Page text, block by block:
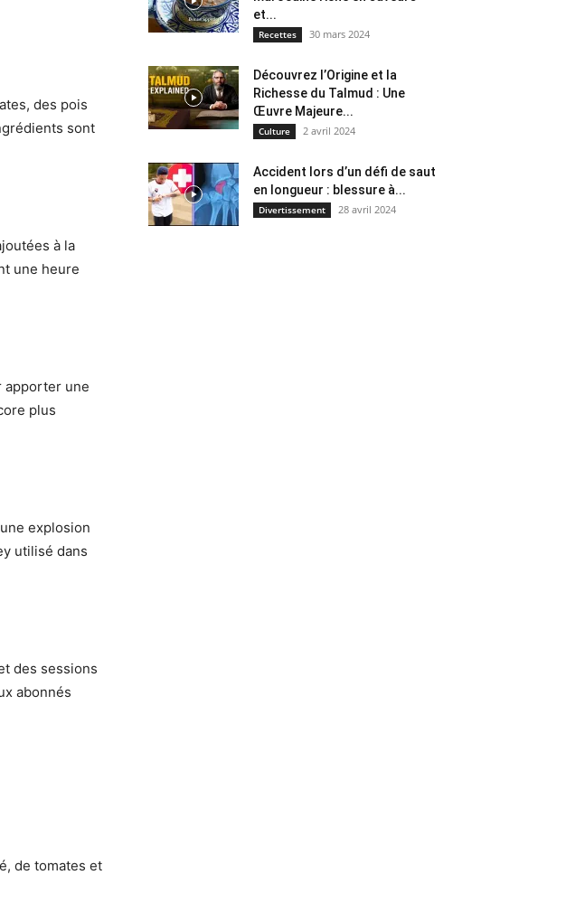
des pois
sont
à la
une heure
apporter une
plus
explosion
utilisé dans
des sessions
abonnés
de tomates et
et...
Recettes 30 mars 2024
Découvrez l’Origine et la
Richesse du Talmud : Une
Œuvre Majeure...
Culture 2 avril 2024
Accident lors d’un défi de saut
en longueur : blessure à...
Divertissement 28 avril 2024